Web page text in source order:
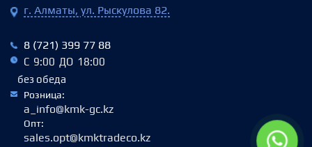
г. Алматы, ул. Рыскулова 82.
8 (721) 399 77 88
С 9:00 ДО 18:00
без обеда
Розница:
a_info@kmk-gc.kz
Опт:
sales.opt@kmktradeco.kz